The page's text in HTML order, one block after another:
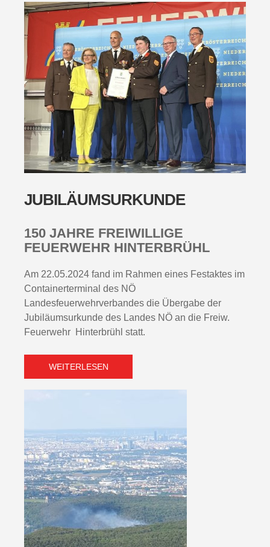
JUBILÄUMSURKUNDE
150 JAHRE FREIWILLIGE
FEUERWEHR HINTERBRÜHL
Am 22.05.2024 fand im Rahmen eines Festaktes im
Containerterminal des NÖ
Landesfeuerwehrverbandes die Übergabe der
Jubiläumsurkunde des Landes NÖ an die Freiw.
Feuerwehr Hinterbrühl statt.
WEITERLESEN